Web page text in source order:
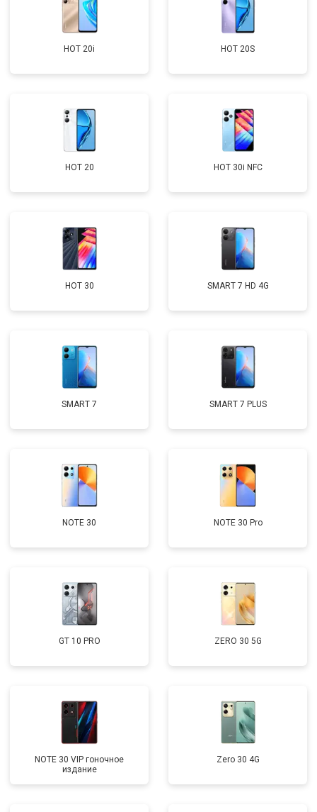
HOT 20i HOT 20S
HOT 20 HOT 30i NFC
HOT 30 SMART 7 HD 4G
SMART 7 SMART 7 PLUS
NOTE 30 NOTE 30 Pro
GT 10 PRO ZERO 30 5G
NOTE 30 VIP гоночное
издание
Zero 30 4G